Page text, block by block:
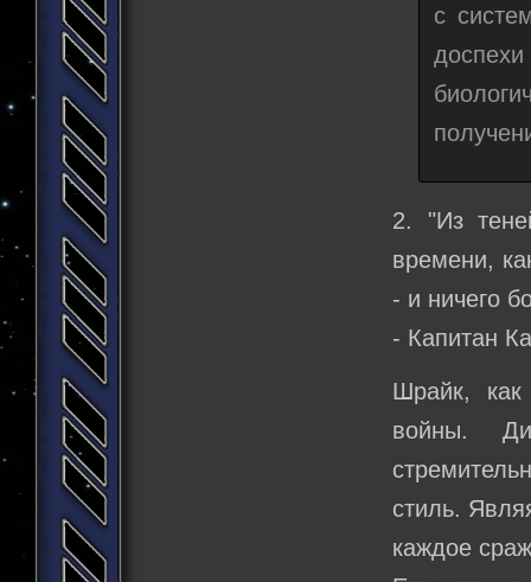
с
2. "Из
времени,
- и ничего
- Капитан
Шрайк,
войны.
стиль.
каждое